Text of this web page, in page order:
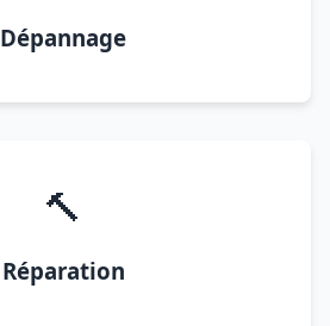
Dépannage
🔨
Réparation